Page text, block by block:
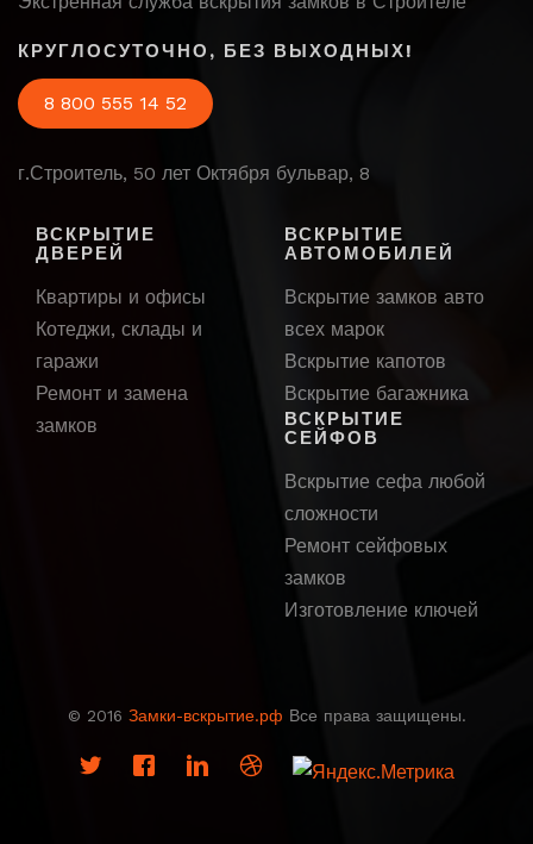
КРУГЛОСУТОЧНО, БЕЗ ВЫХОДНЫХ!
8 800 555 14 52
г.Строитель, 50 лет Октября бульвар, 8
ВСКРЫТИЕ
ДВЕРЕЙ
Квартиры и офисы
Котеджи, склады и
гаражи
Ремонт и замена
замков
ВСКРЫТИЕ
АВТОМОБИЛЕЙ
Вскрытие замков авто
всех марок
Вскрытие капотов
Вскрытие багажника
ВСКРЫТИЕ
СЕЙФОВ
Вскрытие сефа любой
сложности
Ремонт сейфовых
замков
Изготовление ключей
© 2016 Замки-вскрытие.рф Все права защищены.